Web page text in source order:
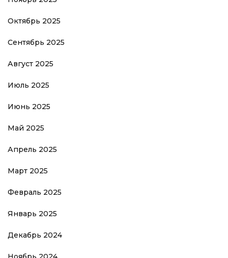
Октябрь 2025
Сентябрь 2025
Август 2025
Июль 2025
Июнь 2025
Май 2025
Апрель 2025
Март 2025
Февраль 2025
Январь 2025
Декабрь 2024